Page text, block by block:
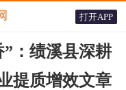
打开APP
”：绩溪县深耕
提质增效文章